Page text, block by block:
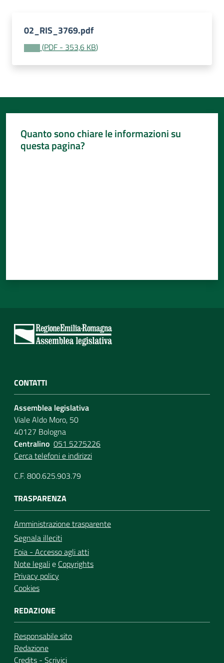
02_RIS_3769.pdf
(PDF - 353,6 KB)
Quanto sono chiare le informazioni su
questa pagina?
CONTATTI
Assemblea legislativa
Viale Aldo Moro, 50
40127 Bologna
Centralino 051 5275226
Cerca telefoni e indirizzi
C.F. 800.625.903.79
TRASPARENZA
Amministrazione trasparente
Segnala illeciti
Foia - Accesso agli atti
Note legalie Copyrights
Privacy policy
Cookies
REDAZIONE
Responsabile sito
Redazione
Credits - Scrivici